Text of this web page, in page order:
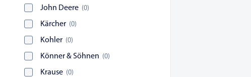
John Deere (0)
Kärcher (0)
Kohler (0)
Könner & Söhnen (0)
Krause (0)